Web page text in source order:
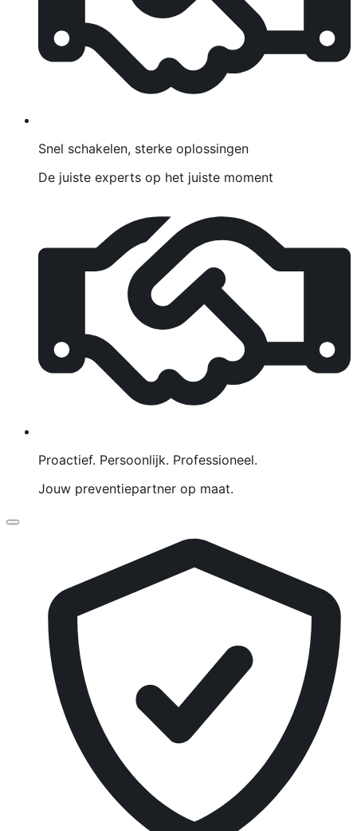
Snel schakelen, sterke oplossingen
De juiste experts op het juiste moment
Proactief. Persoonlijk. Professioneel.
Jouw preventiepartner op maat.